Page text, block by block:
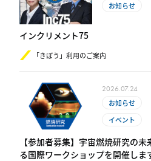
お知らせ
インクリメント75
「きぼう」利用のご案内
2026.07.24
お知らせ
イベント
【参加者募集】宇宙燃焼研究の未
る国際ワークショップを開催しま